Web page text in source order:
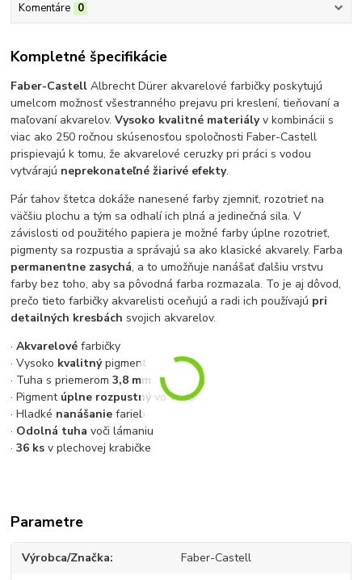
Komentáre 0
Kompletné špecifikácie
Faber-Castell Albrecht Dürer akvarelové farbičky poskytujú
umelcom možnosť všestranného prejavu pri kreslení, tieňovaní a
maľovaní akvarelov.Vysoko kvalitné materiályv kombinácii s
viac ako 250 ročnou skúsenosťou spoločnosti Faber-Castell
prispievajú k tomu, že akvarelové ceruzky pri práci s vodou
vytvárajú neprekonateľné žiarivé efekty.
Pár ťahov štetca dokáže nanesené farby zjemniť, rozotrieť na
väčšiu plochu a tým sa odhalí ich plná a jedinečná sila. V
závislosti od použitého papiera je možné farby úplne rozotrieť,
pigmenty sa rozpustia a správajú sa ako klasické akvarely. Farba
permanentne zasychá, a to umožňuje nanášať ďalšiu vrstvu
farby bez toho, aby sa pôvodná farba rozmazala. To je aj dôvod,
prečo tieto farbičky akvarelisti oceňujú a radi ich používajú pri
detailných kresbách svojich akvarelov.
·Akvarelovéfarbičky
· Vysoko kvalitnýpigment
· Tuha s priemerom3,8 mm
· Pigment úplne rozpustný vo vode
· Hladké nanášaniefarieb
· Odolná tuha voči lámaniu
·36 ks v plechovej krabičke
Parametre
Výrobca/Značka Faber-Castell